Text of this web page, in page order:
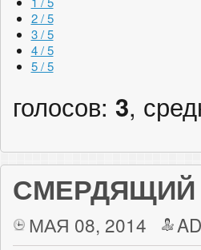
2 / 5
3 / 5
4 / 5
5 / 5
голосов: 3,
СМЕРДЯЩИЙ
МАЯ 08, 2014